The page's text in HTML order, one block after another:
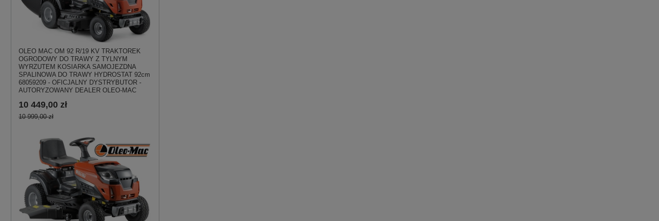
OLEO MAC OM 92 R/19 KV TRAKTOREK
OGRODOWY DO TRAWY Z TYLNYM
WYRZUTEM KOSIARKA SAMOJEZDNA
SPALINOWA DO TRAWY HYDROSTAT 92cm
68059209 - OFICJALNY DYSTRYBUTOR -
AUTORYZOWANY DEALER OLEO-MAC
10 449,00 zł
10 999,00 zł